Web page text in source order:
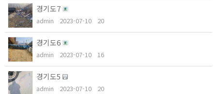
경기도7
admin 2023-07-10 20
경기도6
admin 2023-07-10 16
경기도5
admin 2023-07-10 20